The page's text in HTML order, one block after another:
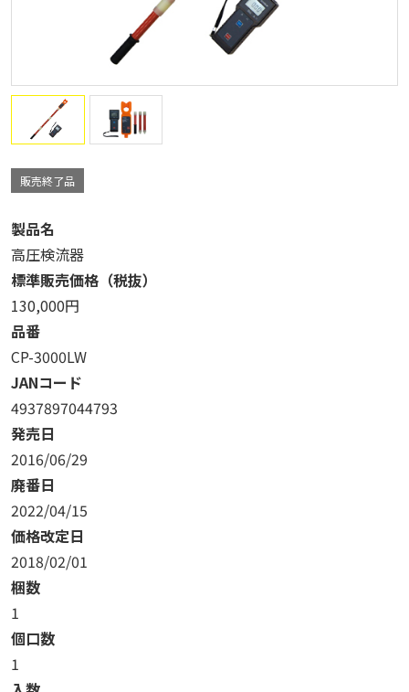
販売終了品
製品名
高圧検流器
標準販売価格（税抜）
130,000円
品番
CP-3000LW
JANコード
4937897044793
発売日
2016/06/29
廃番日
2022/04/15
価格改定日
2018/02/01
梱数
1
個口数
1